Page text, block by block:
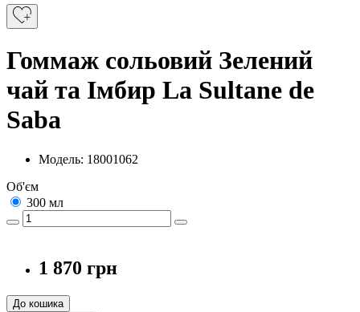
Гоммаж сольовий Зелений
чай та Імбир La Sultane de
Saba
Модель: 18001062
Об'єм
300 мл
1 870 грн
До кошика